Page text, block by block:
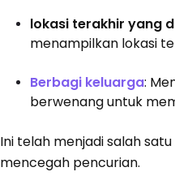
lokasi terakhir yang
menampilkan lokasi
Berbagi keluarga:
berwenang untuk
Ini telah menjadi salah
mencegah pencurian.